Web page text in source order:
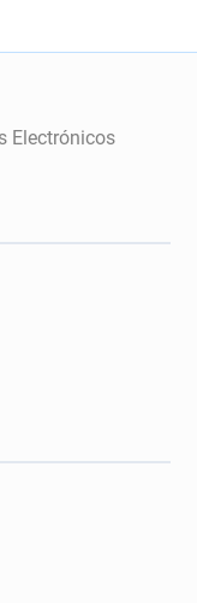
Electrónicos